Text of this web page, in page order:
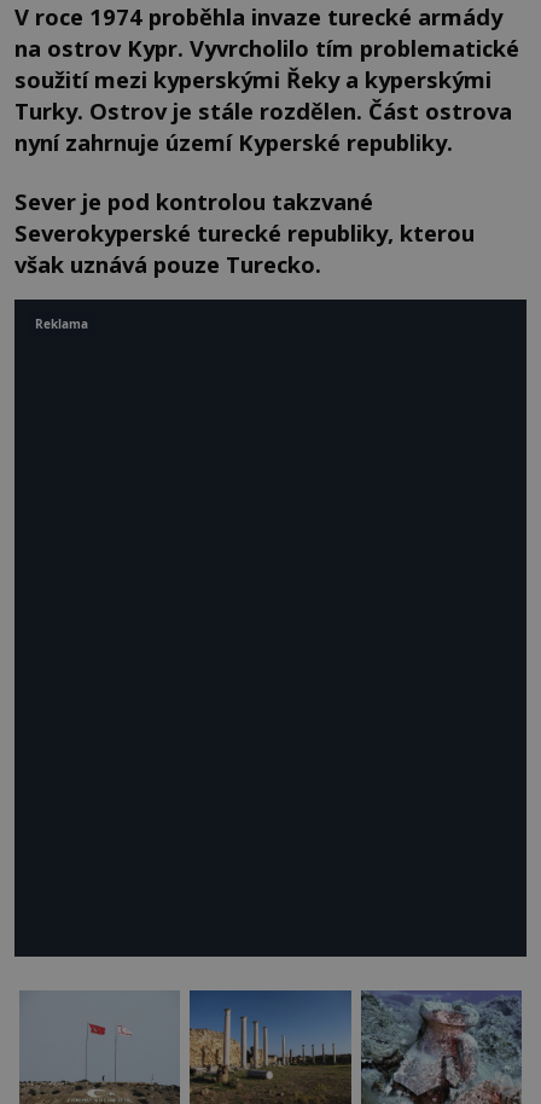
V roce 1974 proběhla invaze turecké armády
na ostrov Kypr. Vyvrcholilo tím problematické
soužití mezi kyperskými Řeky a kyperskými
Turky. Ostrov je stále rozdělen. Část ostrova
nyní zahrnuje území Kyperské republiky.
Sever je pod kontrolou takzvané
Severokyperské turecké republiky, kterou
však uznává pouze Turecko.
Reklama